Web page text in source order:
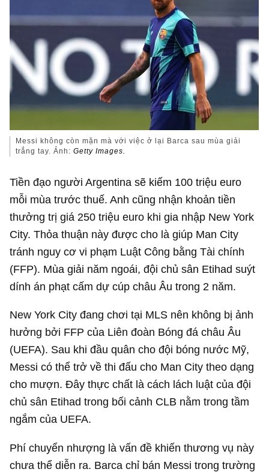
Messi không còn mặn mà với việc ở lại Barca sau mùa giải
trắng tay. Ảnh:Getty Images.
Tiền đạo người Argentina sẽ kiếm 100 triệu euro
mỗi mùa trước thuế. Anh cũng nhận khoản tiền
thưởng trị giá 250 triệu euro khi gia nhập New York
City. Thỏa thuận này được cho là giúp Man City
tránh nguy cơ vi phạm Luật Công bằng Tài chính
(FFP). Mùa giải năm ngoái, đội chủ sân Etihad suýt
dính án phạt cấm dự cúp châu Âu trong 2 năm.
New York City đang chơi tại MLS nên không bị ảnh
hưởng bởi FFP của Liên đoàn Bóng đá châu Âu
(UEFA). Sau khi đầu quân cho đội bóng nước Mỹ,
Messi có thể trở về thi đấu cho Man City theo dạng
cho mượn. Đây thực chất là cách lách luật của đội
chủ sân Etihad trong bối cảnh CLB nằm trong tầm
ngắm của UEFA.
Phí chuyển nhượng là vấn đề khiến thương vụ này
chưa thể diễn ra. Barca chỉ bán Messi trong trường